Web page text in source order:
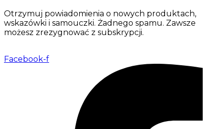
Otrzymuj powiadomienia o nowych produktach,
wskazówki i samouczki. Żadnego spamu. Zawsze
możesz zrezygnować z subskrypcji.
Facebook-f